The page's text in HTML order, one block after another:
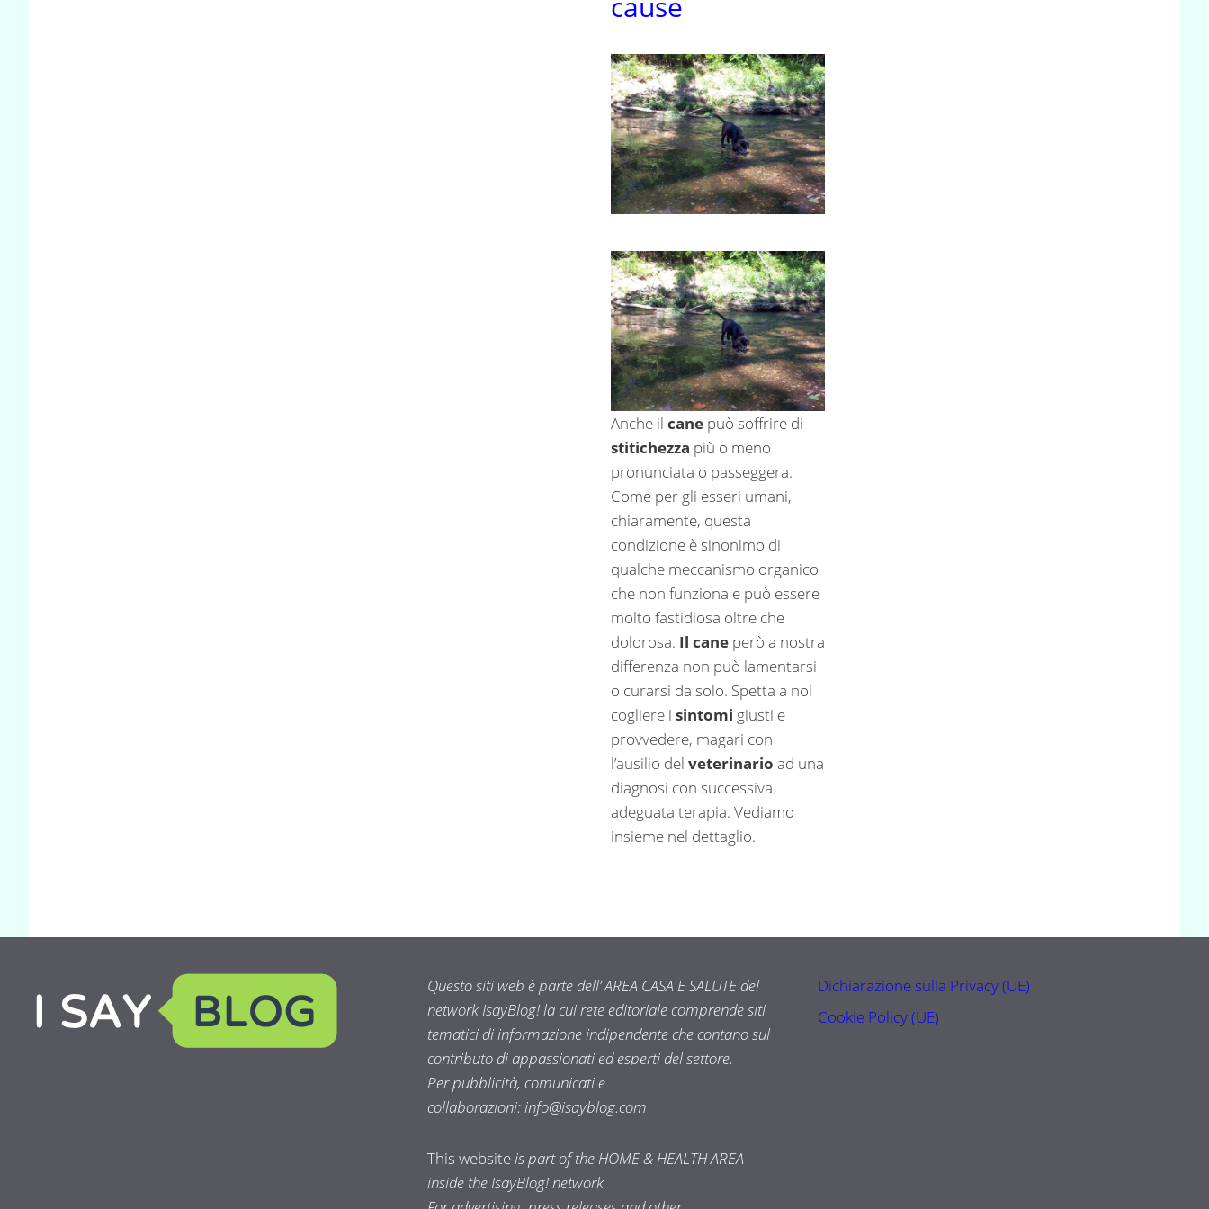
Anche il canepuò soffrire di
stitichezza più o meno
pronunciata o passeggera.
Come per gli esseri umani,
chiaramente, questa
condizione è sinonimo di
qualche meccanismo organico
che non funziona e può essere
molto fastidiosa oltre che
dolorosa. Il caneperò a nostra
differenza non può lamentarsi
o curarsi da solo. Spetta a noi
cogliere i sintomi giusti e
provvedere, magari con
l’ausilio del veterinario ad una
diagnosi con successiva
adeguata terapia. Vediamo
insieme nel dettaglio.
Questo siti web è parte dell’ AREA CASA E SALUTE del
network IsayBlog! la cui rete editoriale comprende siti
tematici di informazione indipendente che contano sul
contributo di appassionati ed esperti del settore.
Per pubblicità, comunicati e
collaborazioni:info@isayblog.com
This websiteis part of the HOME & HEALTH AREA
inside the IsayBlog! network
Dichiarazione sulla Privacy (UE)
Cookie Policy (UE)